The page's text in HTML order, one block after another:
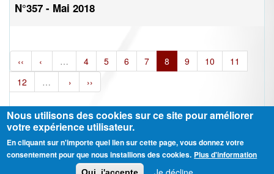
N°357 - Mai 2018
‹‹ ‹ … 4 5 6 7 8 9 10
11
12
… › ››
Ⓒ CGT Fédération THCB - Tous les droits réservés - Mentions légales
Contactez-nous
Nous utilisons des cookies sur ce site pour améliorer
votre expérience utilisateur.
En cliquant sur n'importe quel lien sur cette page, vous donnez votre
consentement pour que nous installions des cookies. Plus d'information